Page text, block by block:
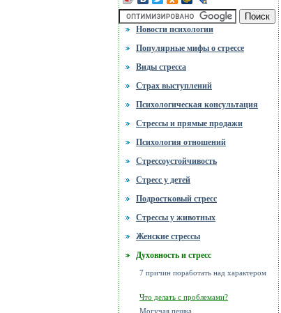
Новости психологии
Популярные мифы о стрессе
Виды стресса
Cтрах выступлений
Психологическая консультация
Стрессы и прямые продажи
Психология отношений
Стрессоустойчивость
Стресс у детей
Подростковый стресс
Стрессы у животных
Женские стрессы
Духовность и стресс
7 причин поработать над характером
Что делать с проблемами?
Могучая пешка